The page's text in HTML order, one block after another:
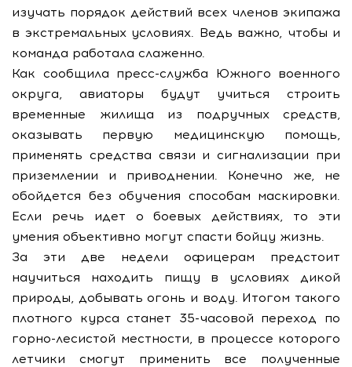
изучать порядок действий всех членов экипажа
в экстремальных условиях. Ведь важно, чтобы и
команда работала слаженно.
Как сообщила пресс-служба Южного военного
округа, авиаторы будут учиться строить
временные жилища из подручных средств,
оказывать первую медицинскую помощь,
применять средства связи и сигнализации при
приземлении и приводнении. Конечно же, не
обойдется без обучения способам маскировки.
Если речь идет о боевых действиях, то эти
умения объективно могут спасти бойцу жизнь.
За эти две недели офицерам предстоит
научиться находить пищу в условиях дикой
природы, добывать огонь и воду. Итогом такого
плотного курса станет 35-часовой переход по
горно-лесистой местности, в процессе которого
летчики смогут применить все полученные